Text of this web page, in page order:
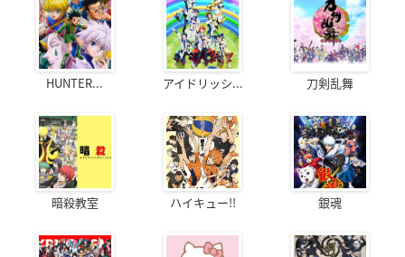
HUNTER... アイドリッシ... 刀剣乱舞
暗殺教室 ハイキュー!! 銀魂